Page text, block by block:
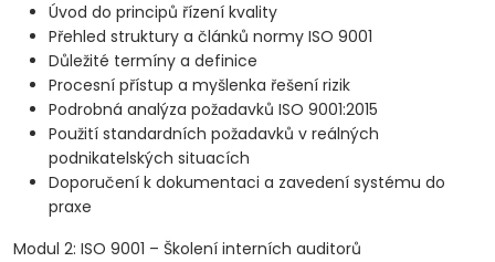
Úvod do principů řízení kvality
Přehled struktury a článků normy ISO 9001
Důležité termíny a definice
Procesní přístup a myšlenka řešení rizik
Podrobná analýza požadavků ISO 9001:2015
Použití standardních požadavků v reálných
podnikatelských situacích
Doporučení k dokumentaci a zavedení systému do
praxe
Modul 2: ISO 9001 – Školení interních auditorů